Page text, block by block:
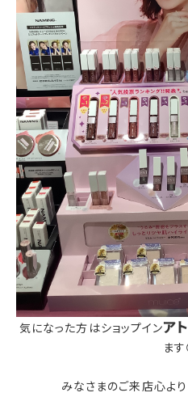
気になった方はショップインア
ま
みなさまのご来店心よ